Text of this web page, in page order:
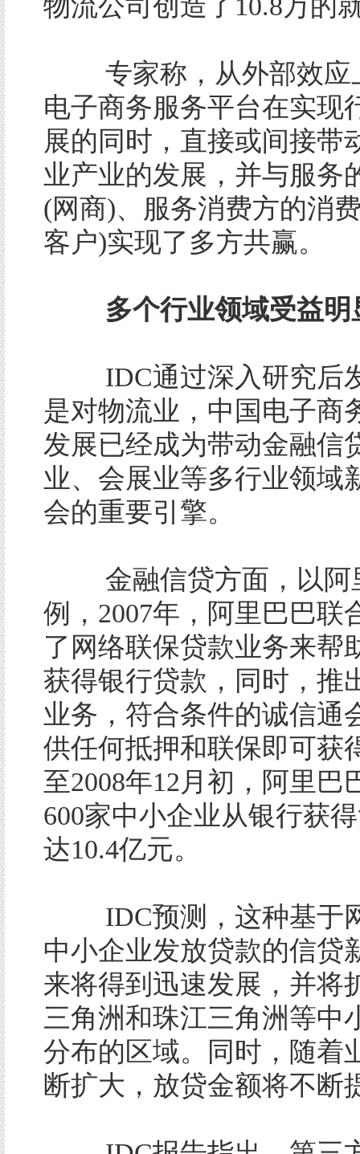
物流公司创造了10.8万的
专家称，从外部效应
电子商务服务平台在实现
展的同时，直接或间接带
业产业的发展，并与服务
(网商)、服务消费方的消
客户)实现了多方共赢。
多个行业领域受益明
IDC通过深入研究后
是对物流业，中国电子商
发展已经成为带动金融信
业、会展业等多行业领域
会的重要引擎。
金融信贷方面，以阿
例，2007年，阿里巴巴联
了网络联保贷款业务来帮
获得银行贷款，同时，推
业务，符合条件的诚信通
供任何抵押和联保即可获
至2008年12月初，阿里巴
600家中小企业从银行获
达10.4亿元。
IDC预测，这种基于
中小企业发放贷款的信贷
来将得到迅速发展，并将
三角洲和珠江三角洲等中
分布的区域。同时，随着
断扩大，放贷金额将不断